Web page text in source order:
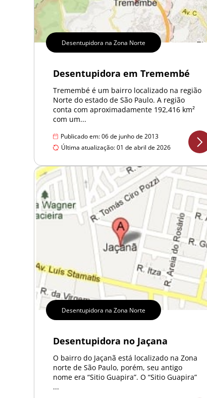
Desentupidora na Zona Norte
Desentupidora em Tremembé
Tremembé é um bairro localizado na região
Norte do estado de São Paulo. A região
conta com aproximadamente 192,416 km²
com um...
Publicado em: 06 de junho de 2013
Última atualização: 01 de abril de 2026
Desentupidora na Zona Norte
Desentupidora no Jaçana
O bairro do Jaçanã está localizado na Zona
norte de São Paulo, porém, seu antigo
nome era “Sitio Guapira”. O “Sitio Guapira”
...